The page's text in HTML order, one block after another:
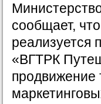
сообщает,
реализуется
«ВГТРК
продвижение